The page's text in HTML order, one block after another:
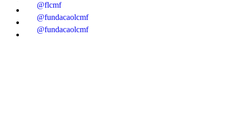
@flcmf
@fundacaolcmf
@fundacaolcmf